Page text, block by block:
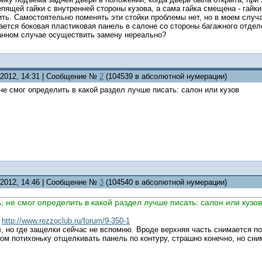
гайки с внутренней стороны кузова, а сама гайка смещена -
Самостоятельно поменять эти стойки проблемы нет, но в моем
боковая пластиковая панель в салоне со стороны багажного
случае осуществить замену нереально?
14:31 | Сообщение № 2 (104539 в абсолютной нумерации)
смог определить в какой раздел лучше писать: салон или кузов
14:46 | Сообщение № 3 (104540 в абсолютной нумерации)
не смог определить в какой раздел лучше писать: салон или кузов
http://www.rezzoclub.ru/forum/9-350-1
но где защелки сейчас не вспомню. Вроде верхняя часть снимается
потихоньку отщелкивать панель по контуру, страшно конечно, но